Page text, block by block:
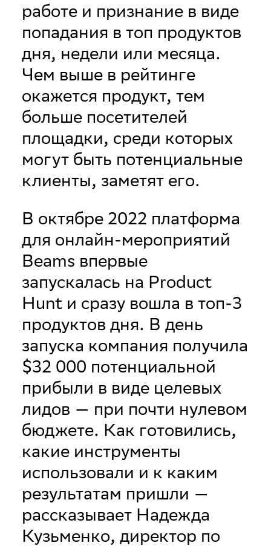
работе и признание в виде
попадания в топ продуктов
дня, недели или месяца.
Чем выше в рейтинге
окажется продукт, тем
больше посетителей
площадки, среди которых
могут быть потенциальные
клиенты, заметят его.
В октябре 2022 платформа
для онлайн-мероприятий
Beams впервые
запускалась на Product
Hunt и сразу вошла в топ-3
продуктов дня. В день
запуска компания получила
$32 000 потенциальной
прибыли в виде целевых
лидов — при почти нулевом
бюджете. Как готовились,
какие инструменты
использовали и к каким
результатам пришли —
рассказывает Надежда
Кузьменко, директор по